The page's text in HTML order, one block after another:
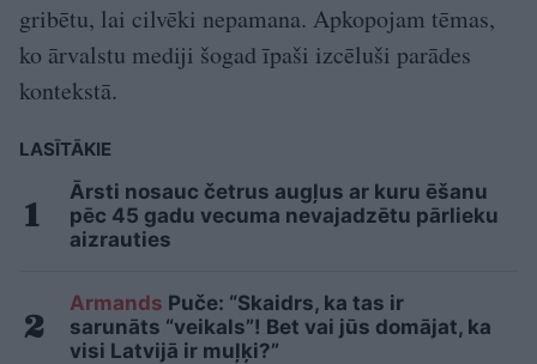
gribētu, lai cilvēki nepamana. Apkopojam tēmas,
ko ārvalstu mediji šogad īpaši izcēluši parādes
kontekstā.
LASĪTĀKIE
Ārsti nosauc četrus augļus ar kuru ēšanu
pēc 45 gadu vecuma nevajadzētu pārlieku
aizrauties
Armands Puče: “Skaidrs, ka tas ir
sarunāts “veikals”! Bet vai jūs domājat, ka
visi Latvijā ir muļķi?”